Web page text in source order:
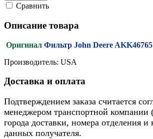
Cравнить
Описание товара
Оригинал Фильтр John Deere AKK46765
Производитель: USA
Доставка и оплата
Подтверждением заказа считается
менеджером транспортной компании
города доставки, номера отделения и
данных получателя.